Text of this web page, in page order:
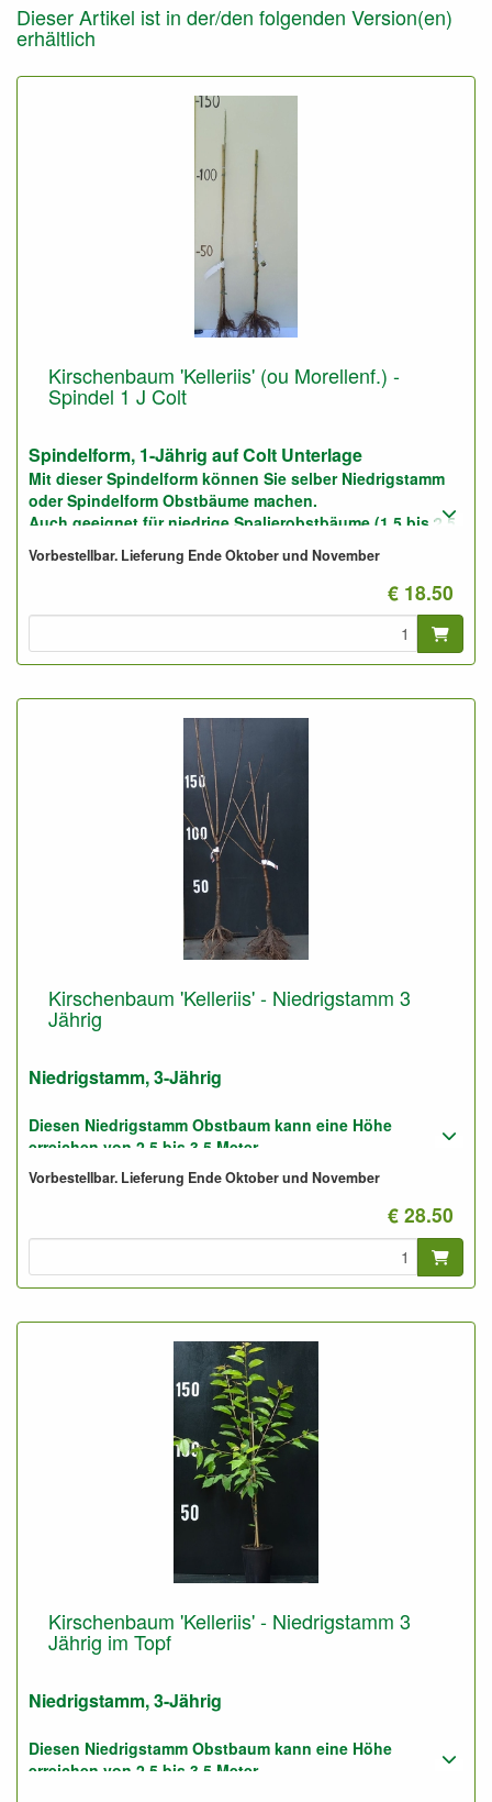
Dieser Artikel ist in der/den folgenden Version(en)
erhältlich
Kirschenbaum 'Kelleriis' (ou Morellenf.) -
Spindel 1 J Colt
Spindelform, 1-Jährig auf Colt Unterlage
Mit dieser Spindelform können Sie selber Niedrigstamm
oder Spindelform Obstbäume machen.
Auch geeignet für niedrige Spalierobstbäume (1,5 bis 2,5
Foto: Spindel, nicht geschnitten und geschnitten.
Vorbestellbar. Lieferung Ende Oktober und November
€ 18.50
Kirschenbaum 'Kelleriis' - Niedrigstamm 3
Jährig
Niedrigstamm, 3-Jährig
Diesen Niedrigstamm Obstbaum kann eine Höhe
erreichen von 2,5 bis 3,5 Meter.
Geeignet für gute und für sandige Boden.
Foto: Niedrigstamm 3-Jährig, nicht geschnitten.
Vorbestellbar. Lieferung Ende Oktober und November
€ 28.50
Kirschenbaum 'Kelleriis' - Niedrigstamm 3
Jährig im Topf
Niedrigstamm, 3-Jährig
Diesen Niedrigstamm Obstbaum kann eine Höhe
erreichen von 2,5 bis 3,5 Meter.